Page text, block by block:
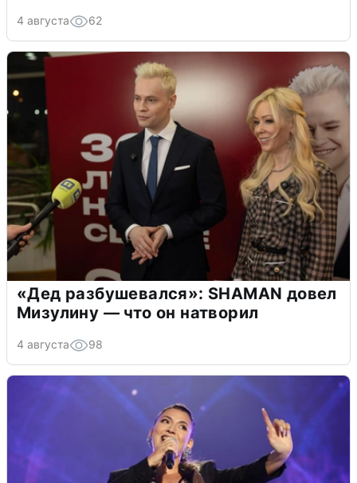
4 августа 62
«Дед разбушевался»: SHAMAN довел
Мизулину — что он натворил
4 августа 98